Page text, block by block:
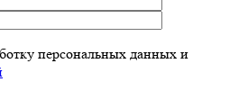
персональных данных и